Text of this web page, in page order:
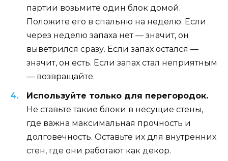
партии возьмите один блок домой.
Положите его в спальню на неделю. Если
через неделю запаха нет — значит, он
выветрился сразу. Если запах остался —
значит, он есть. Если запах стал неприятным
— возвращайте.
Используйте только для перегородок.
Не ставьте такие блоки в несущие стены,
где важна максимальная прочность и
долговечность. Оставьте их для внутренних
стен, где они работают как декор.